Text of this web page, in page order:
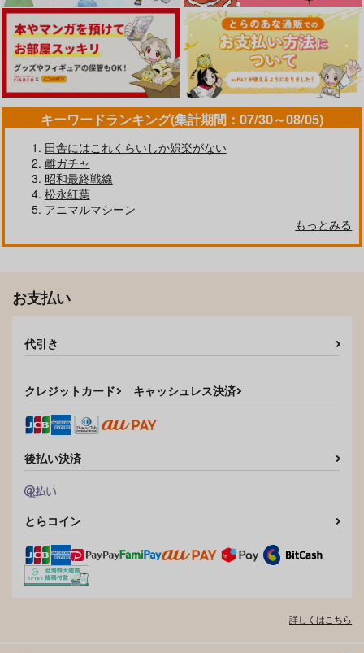
キーワードランキング(集計期間：07/30～08/05)
田舎にはこれくらいしか娯楽がない
雌ガチャ
昭和最終戦線
松永紅葉
アニマルマシーン
もっとみる
お支払い
代引き
クレジットカード キャッシュレス決済
後払い決済
とらコイン
詳しくはこちら